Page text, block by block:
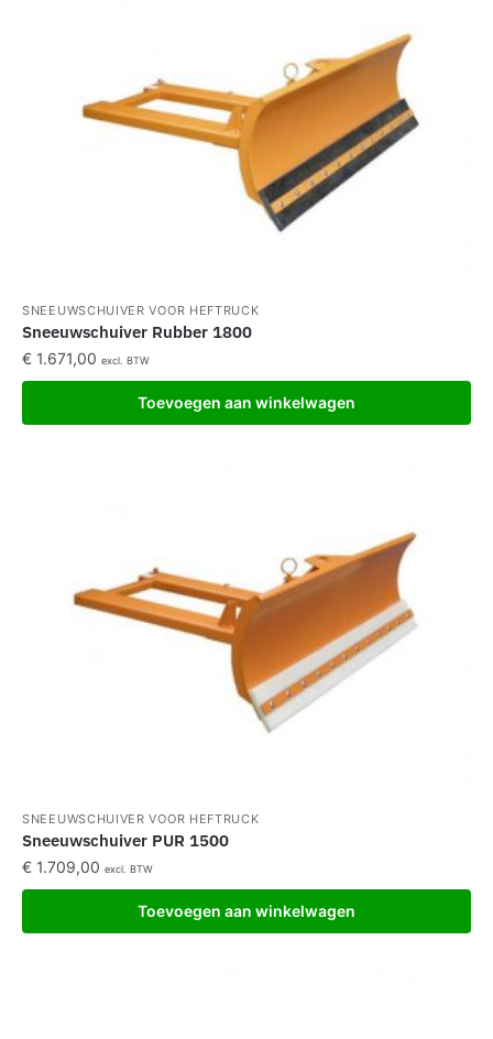
SNEEUWSCHUIVER VOOR HEFTRUCK
Sneeuwschuiver Rubber 1800
€ 1.671,00 excl. BTW
Toevoegen aan winkelwagen
SNEEUWSCHUIVER VOOR HEFTRUCK
Sneeuwschuiver PUR 1500
€ 1.709,00 excl. BTW
Toevoegen aan winkelwagen